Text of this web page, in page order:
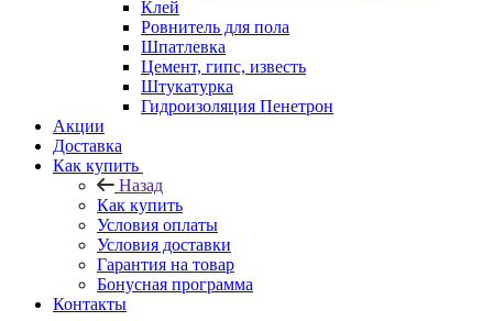
Клей
Ровнитель для пола
Шпатлевка
Цемент, гипс, известь
Штукатурка
Гидроизоляция Пенетрон
Акции
Доставка
Как купить
Назад
Как купить
Условия оплаты
Условия доставки
Гарантия на товар
Бонусная программа
Контакты